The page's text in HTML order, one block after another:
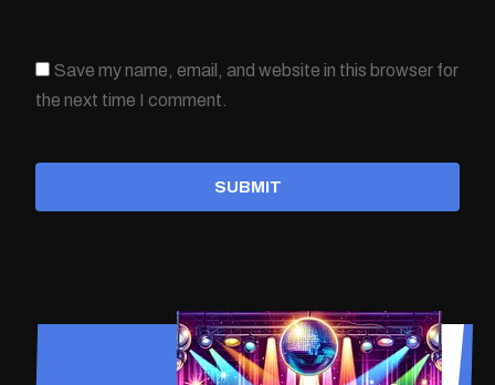
Save my name, email, and website in this browser for
the next time I comment.
SUBMIT